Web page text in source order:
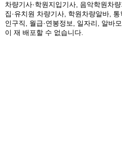
차량기사·학원지입기사, 음악학원차
집·유치원 차량기사, 학원차량알바,
인구직, 월급·연봉정보, 일자리, 알바
이 재 배포할 수 없습니다.